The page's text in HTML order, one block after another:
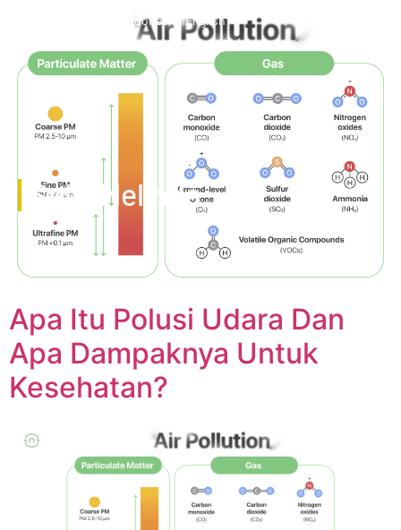
IndonesianEnglish
Selly Melinda
Apa Itu Polusi Udara Dan
Apa Dampaknya Untuk
Kesehatan?